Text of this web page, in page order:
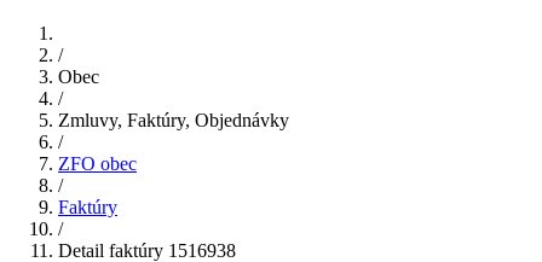
/
Obec
/
Zmluvy, Faktúry, Objednávky
/
ZFO obec
/
Faktúry
/
Detail faktúry 1516938